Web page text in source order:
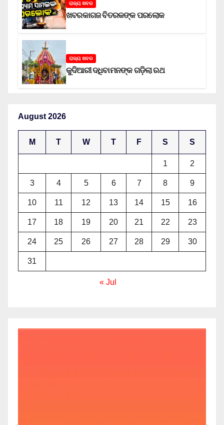
ରାଜ୍ୟ ଖବର
ଖବରକାଗଜ ବିତରକଙ୍କ ପରଲୋକ
ରାଜ୍ୟ ଖବର
କୁଦିଆରୀ ଦଧିବାମନଙ୍କ ଗଡ଼ିଲା ରଥ
August 2026
M T W T F S S
1 2
3 4 5 6 7 8 9
10 11 12 13 14 15 16
17 18 19 20 21 22 23
24 25 26 27 28 29 30
31
« Jul